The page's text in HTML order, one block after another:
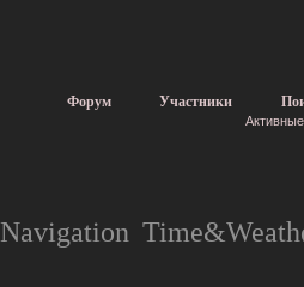
Форум Участники
Navigation